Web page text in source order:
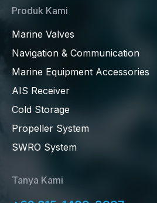
Produk Kami
Marine Valves
Navigation & Communication
Marine Equipment Accessories
AIS Receiver
Cold Storage
Propeller System
SWRO System
Tanya Kami